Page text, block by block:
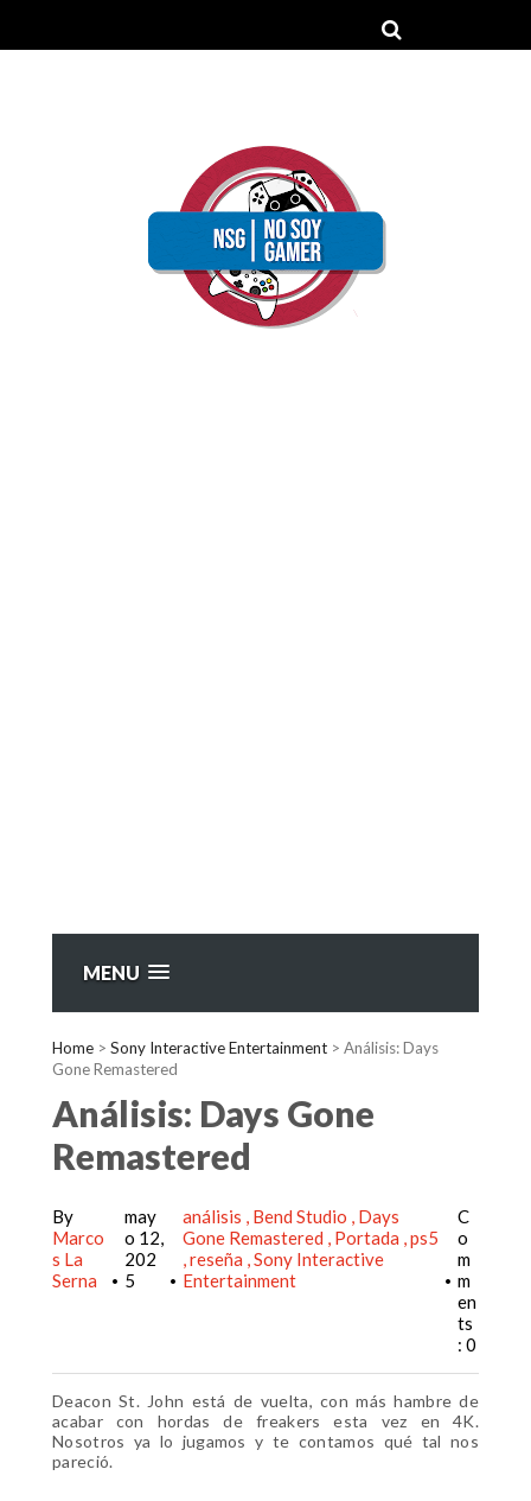
MENU
Home > Sony Interactive Entertainment > Análisis: Days
Gone Remastered
Análisis: Days Gone
Remastered
By
Marco
s La
Serna
•
may
o 12,
202
5
•
análisis Bend Studio
Days
Gone Remastered
Portada ps5
reseña Sony Interactive
Entertainment
•
C
o
m
m
en
ts
: 0
Deacon St. John está de vuelta, con más hambre de
acabar con hordas de freakers esta vez en 4K.
Nosotros ya lo jugamos y te contamos qué tal nos
pareció.